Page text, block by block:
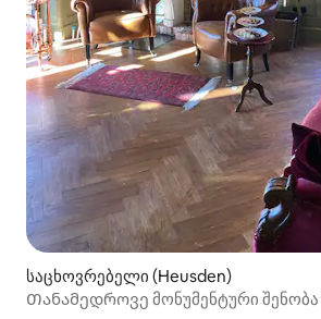
საცხოვრებელი (Heusden)
Თანამედროვე მონუმენტური შენობა